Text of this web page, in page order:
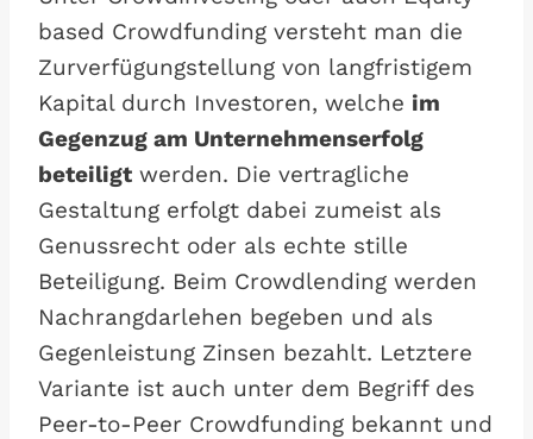
based Crowdfunding versteht man die
Zurverfügungstellung von langfristigem
Kapital durch Investoren, welche im
Gegenzug am Unternehmenserfolg
beteiligt werden. Die vertragliche
Gestaltung erfolgt dabei zumeist als
Genussrecht oder als echte stille
Beteiligung. Beim Crowdlending werden
Nachrangdarlehen begeben und als
Gegenleistung Zinsen bezahlt. Letztere
Variante ist auch unter dem Begriff des
Peer-to-Peer Crowdfunding bekannt und